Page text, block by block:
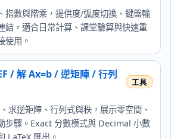
指數與階乘，提供度/弧度切換、鍵盤輸
結，適合日常計算、課堂驗算與快速重
使用。
/ 解 Ax=b / 逆矩陣 / 行列
求逆矩陣、行列式與秩，展示零空間、
步驟。Exact 分數模式與 Decimal 小數